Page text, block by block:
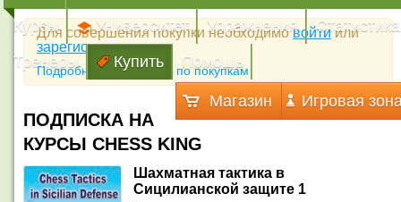
Курсы
Университет Упражнения
Статистика
Тренеры
Купить Помощь
Магазин Игровая
Для совершения покупки необходимовойтиили
зарегистрироваться
Подробная инструкция по покупкам
ПОДПИСКА НА
КУРСЫ CHESS KING
Шахматная тактика в
Сицилианской защите 1